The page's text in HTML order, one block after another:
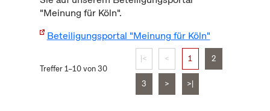
"Meinung für Köln".
Beteiligungsportal "Meinung für Köln"
Treffer 1–10 von 30
|< < 1 2
3 > >|